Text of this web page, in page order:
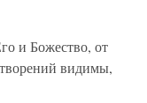
и Божество, от
видимы,